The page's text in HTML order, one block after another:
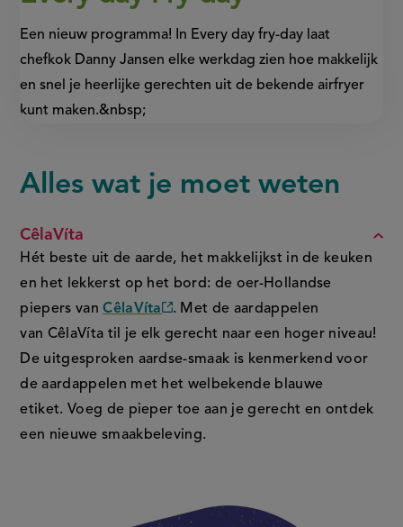
Een nieuw programma! In Every day fry-day laat
chefkok Danny Jansen elke werkdag zien hoe makkelijk
en snel je heerlijke gerechten uit de bekende airfryer
kunt maken.&nbsp;
FAQ
Alles wat je moet weten
CêlaVíta
Hét beste uit de aarde, het makkelijkst in de keuken
en het lekkerst op het bord: de oer-Hollandse
piepers vanCêlaVíta(externe
link)
. Met de aardappelen
van CêlaVíta til je elk gerecht naar een hoger niveau!
De uitgesproken aardse-smaak is kenmerkend voor
de aardappelen met het welbekende blauwe
etiket. Voeg de pieper toe aan je gerecht en ontdek
een nieuwe smaakbeleving.